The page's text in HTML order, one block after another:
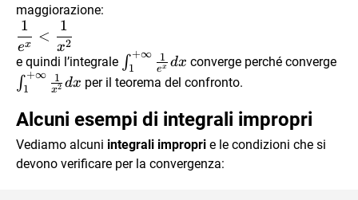
maggiorazione:
\dfrac{1}
{e^x} <
\dfrac{1}
{x^2}
ex
1
<
x2
1
e quindi l’integrale \int_{1}^{+\infty}\frac{1}
{e^x}dx
∫1
+∞
ex
1 dx converge perché converge
∫1
+∞
x2
1 dx per il teorema del confronto.
Alcuni esempi di integrali impropri
Vediamo alcuni integrali impropri e le condizioni che si
devono verificare per la convergenza: